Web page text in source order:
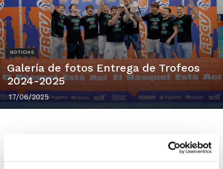
NOTICIAS
Galería de fotos Entrega de Trofeos
2024-2025
17/06/2025